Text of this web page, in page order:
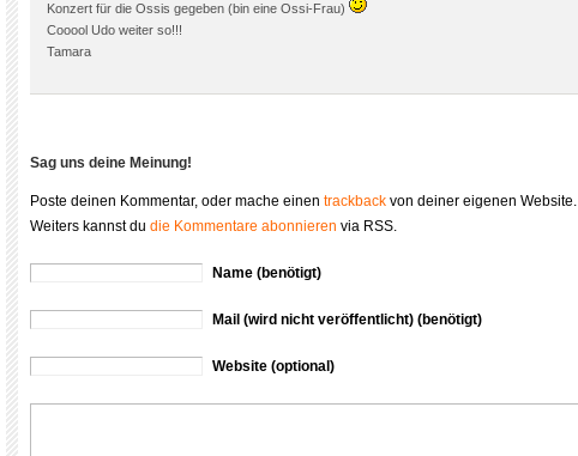
Konzert für die Ossis gegeben (bin eine Ossi-Frau)
Cooool Udo weiter so!!!
Tamara
Sag uns deine Meinung!
Poste deinen Kommentar, oder mache einen trackback von deiner eigenen Website.
Weiters kannst du die Kommentare abonnieren via RSS.
Name (benötigt)
Mail (wird nicht veröffentlicht) (benötigt)
Website (optional)